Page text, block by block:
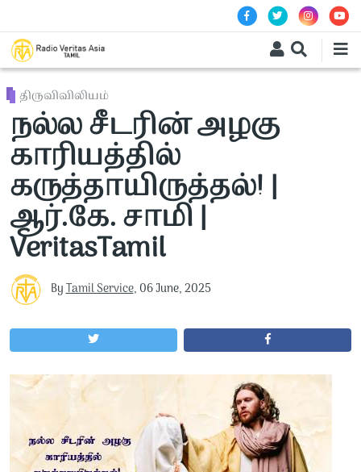
திருவிவிலியம்
நல்ல சீடரின் அழகு
காரியத்தில்
கருத்தாயிருத்தல்! |
ஆர்.கே. சாமி |
VeritasTamil
ByTamil Service, 06 June, 2025